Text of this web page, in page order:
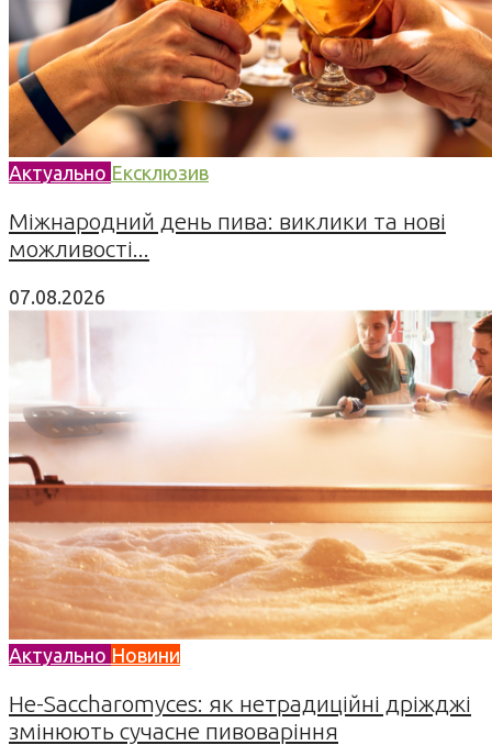
Актуально Ексклюзив
Міжнародний день пива: виклики та нові
можливості...
07.08.2026
Актуально Новини
Не-Saccharomyces: як нетрадиційні дріжджі
змінюють сучасне пивоваріння